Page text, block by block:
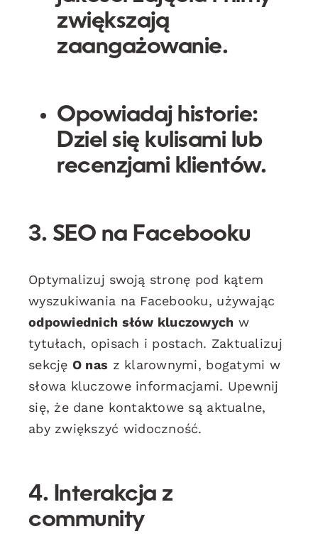
zwiększają
zaangażowanie.
Opowiadaj historie:
Dziel się kulisami lub
recenzjami klientów.
3. SEO na Facebooku
Optymalizuj swoją stronę pod kątem
wyszukiwania na Facebooku, używając
odpowiednich słów kluczowych w
tytułach, opisach i postach. Zaktualizuj
sekcję O nas z klarownymi, bogatymi w
słowa kluczowe informacjami. Upewnij
się, że dane kontaktowe są aktualne,
aby zwiększyć widoczność.
4. Interakcja z
community